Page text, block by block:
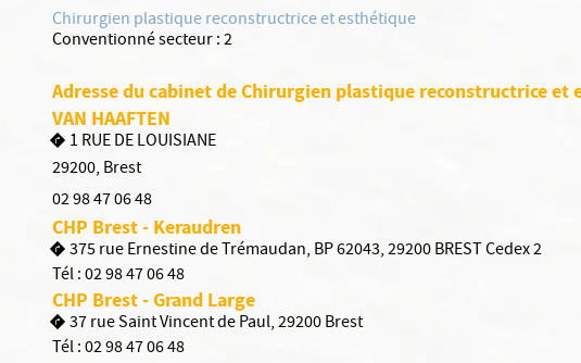
Chirurgien plastique reconstructrice et esthétique
Conventionné secteur :2
Adresse du cabinet de Chirurgien plastique reconstructrice et
VAN HAAFTEN
1 RUE DE LOUISIANE
29200, Brest
02 98 47 06 48
CHP Brest - Keraudren
375 rue Ernestine de Trémaudan, BP 62043, 29200 BREST Cedex 2
Tél :02 98 47 06 48
CHP Brest - Grand Large
37 rue Saint Vincent de Paul, 29200 Brest
Tél :02 98 47 06 48